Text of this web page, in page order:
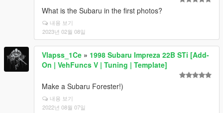
What is the Subaru in the first photos?
내용 보기
2023년 02월 08일
Vlapss_1Ce » 1998 Subaru Impreza 22B STi [Add-
On | VehFuncs V | Tuning | Template]
Make a Subaru Forester!)
내용 보기
2022년 08월 07일